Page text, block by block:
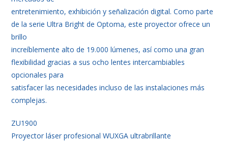
entretenimiento, exhibición y señalización digital. Como parte
de la serie Ultra Bright de Optoma, este proyector ofrece un
brillo
increíblemente alto de 19.000 lúmenes, así como una gran
flexibilidad gracias a sus ocho lentes intercambiables
opcionales para
satisfacer las necesidades incluso de las instalaciones más
complejas.
ZU1900
Proyector láser profesional WUXGA ultrabrillante